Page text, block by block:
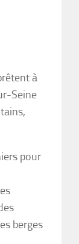
à
Seine
pour
berges